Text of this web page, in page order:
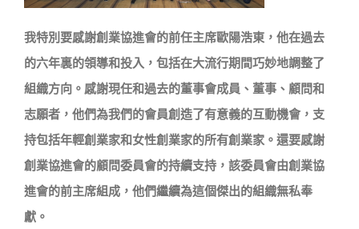
我特別要感謝創業協進會的前任主席歐陽浩東，他在過去
的六年裏的領導和投入，包括在大流行期間巧妙地調整了
組織方向。感謝現任和過去的董事會成員、董事、顧問和
志願者，他們為我們的會員創造了有意義的互動機會，支
持包括年輕創業家和女性創業家的所有創業家。還要感謝
創業協進會的顧問委員會的持續支持，該委員會由創業協
進會的前主席組成，他們繼續為這個傑出的組織無私奉
獻。